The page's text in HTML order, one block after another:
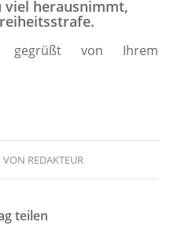
viel herausnimmt,
gegrüßt von Ihrem
VON REDAKTEUR
teilen